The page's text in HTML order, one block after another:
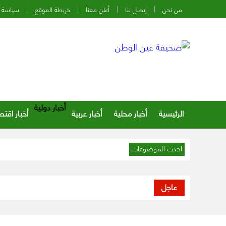
من نحن إتصل بنا أعلن معنا خريطة الموقع
الرئيسية أخبار محلية أخبار عربية أخبار دولية أخبار
احدث الموضوعات
عاجل